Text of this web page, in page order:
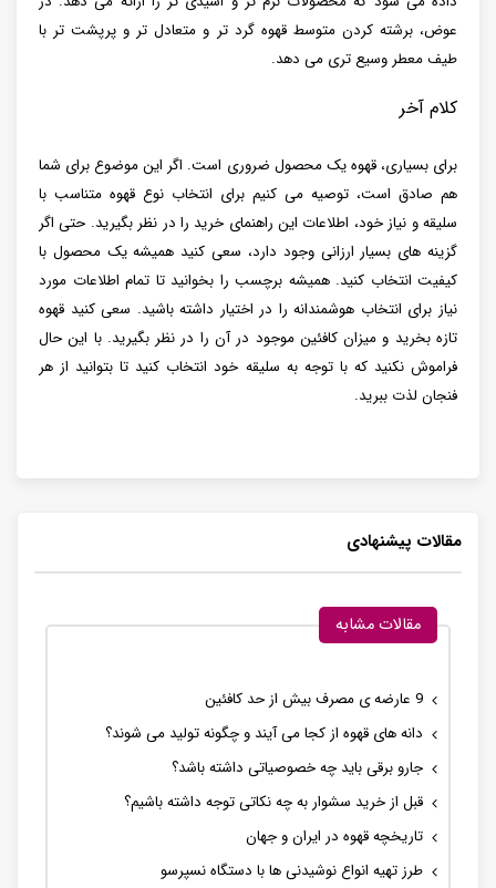
عوض، برشته کردن متوسط قهوه گرد تر و متعادل‌ تر و پرپشت‌ تر با
طیف معطر وسیع ‌تری می‌ دهد.
کلام آخر
برای بسیاری، قهوه یک محصول ضروری است. اگر این موضوع برای شما
هم صادق است، توصیه می کنیم برای انتخاب نوع قهوه متناسب با
سلیقه و نیاز خود، اطلاعات این راهنمای خرید را در نظر بگیرید. حتی اگر
گزینه های بسیار ارزانی وجود دارد، سعی کنید همیشه یک محصول با
کیفیت انتخاب کنید. همیشه برچسب را بخوانید تا تمام اطلاعات مورد
نیاز برای انتخاب هوشمندانه را در اختیار داشته باشید. سعی کنید قهوه
تازه بخرید و میزان کافئین موجود در آن را در نظر بگیرید. با این حال
فراموش نکنید که با توجه به سلیقه خود انتخاب کنید تا بتوانید از هر
فنجان لذت ببرید.
مقالات پیشنهادی
مقالات مشابه
9 عارضه ی مصرف بیش از حد کافئین
دانه های قهوه از کجا می آیند و چگونه تولید می شوند؟
جارو برقی باید چه خصوصیاتی داشته باشد؟
قبل از خرید سشوار به چه نکاتی توجه داشته باشیم؟
تاریخچه قهوه در ایران و جهان
طرز تهیه انواع نوشیدنی ها با دستگاه نسپرسو